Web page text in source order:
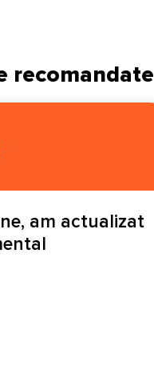
recomandate
am actualizat